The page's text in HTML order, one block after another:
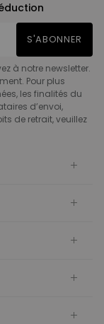
S'ABONNER
à notre newsletter.
Pour plus
les finalités du
d’envoi,
de retrait, veuillez